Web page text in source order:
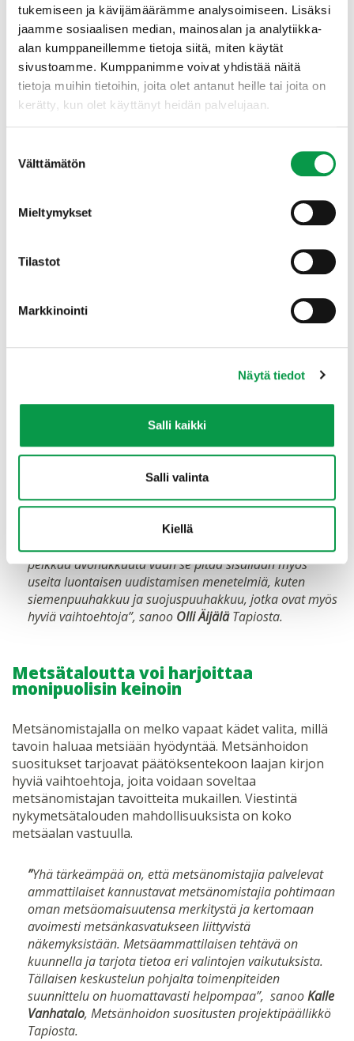
tukemiseen ja kävijämäärämme analysoimiseen. Lisäksi
jaamme sosiaalisen median, mainosalan ja analytiikka-
alan kumppaneillemme tietoja siitä, miten käytät
sivustoamme. Kumppanimme voivat yhdistää näitä
tietoja muihin tietoihin, joita olet antanut heille tai joita on
kerätty, kun olet käyttänyt heidän palvelujaan.
valinta
Välttämätön
Mieltymykset
Tilastot
Markkinointi
Näytä tiedot
Salli kaikki
Salli valinta
Kiellä
Talousmetsien monimuotoisuuden turvaaminen vaatii
useita erilaisia toimenpiteitä, eikä kysymys ole
pelkästään metsien hakkuutavasta, eli käytetäänkö
yksinomaan jatkuvaa kasvatusta vai avohakkuita.
Monimuotoisuuden parantamiseksi tarvitaan lisää sekä
rakennepiirteiden ja elinympäristöjen luomista ja
turvaamista suojelualueiden välissä, eli talousmetsissä.
“Metsänhoito ja metsämaiseman muuttuminen ajan
myötä eivät ole kaikille ihmisille tuttua. Metsän
kasvatuksen eri vaihtoehtojen punnitseminen edellyttää
ymmärrystä niistä. Esimerkiksi aukko ei ole ikuisesti
aukko, vaan siinä on muutaman vuoden päästä jo
terhakka taimikko. Jaksollinen kasvatus ei myöskään ole
pelkkää avohakkuuta vaan se pitää sisällään myös
useita luontaisen uudistamisen menetelmiä, kuten
siemenpuuhakkuu ja suojuspuuhakkuu, jotka ovat myös
hyviä vaihtoehtoja”, sanoo Olli ÄijäläTapiosta.
Metsätaloutta voi harjoittaa
monipuolisin keinoin
Metsänomistajalla on melko vapaat kädet valita, millä
tavoin haluaa metsiään hyödyntää. Metsänhoidon
suositukset tarjoavat päätöksentekoon laajan kirjon
hyviä vaihtoehtoja, joita voidaan soveltaa
metsänomistajan tavoitteita mukaillen. Viestintä
nykymetsätalouden mahdollisuuksista on koko
metsäalan vastuulla.
”Yhä tärkeämpää on, että metsänomistajia palvelevat
ammattilaiset kannustavat metsänomistajia pohtimaan
oman metsäomaisuutensa merkitystä ja kertomaan
avoimesti metsänkasvatukseen liittyvistä
näkemyksistään. Metsäammattilaisen tehtävä on
kuunnella ja tarjota tietoa eri valintojen vaikutuksista.
Tällaisen keskustelun pohjalta toimenpiteiden
suunnittelu on huomattavasti helpompaa”, sanooKalle
Vanhatalo, Metsänhoidon suositusten projektipäällikkö
Tapiosta.